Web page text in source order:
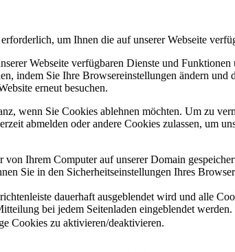
um Ihnen die auf unserer Webseite
Webseite verfügbaren Dienste und
indem Sie Ihre Browsereinstellungen ändern
erneut besuchen.
wenn Sie Cookies ablehnen möchten. Um zu
abmelden oder andere Cookies zulassen, um
von Ihrem Computer auf unserer Domain
Sie in den Sicherheitseinstellungen Ihres
dauerhaft ausgeblendet wird und alle
bei jedem Seitenladen eingeblendet werden.
Cookies zu aktivieren/deaktivieren.